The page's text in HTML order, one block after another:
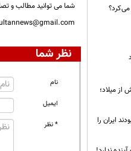
شما می توانید مطالب و
نظر شما
نام
ایمیل
* نظر
در ۵ قرن پیش از میلاد؛
ایران را